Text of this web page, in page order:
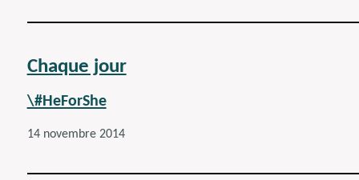
Chaque jour
\#HeForShe
14 novembre 2014